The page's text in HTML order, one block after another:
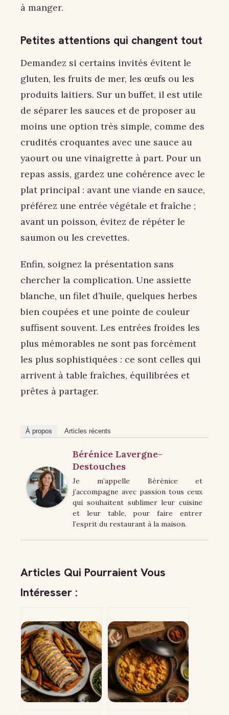
à manger.
Petites attentions qui changent tout
Demandez si certains invités évitent le
gluten, les fruits de mer, les œufs ou les
produits laitiers. Sur un buffet, il est utile
de séparer les sauces et de proposer au
moins une option très simple, comme des
crudités croquantes avec une sauce au
yaourt ou une vinaigrette à part. Pour un
repas assis, gardez une cohérence avec le
plat principal : avant une viande en sauce,
préférez une entrée végétale et fraîche ;
avant un poisson, évitez de répéter le
saumon ou les crevettes.
Enfin, soignez la présentation sans
chercher la complication. Une assiette
blanche, un filet d’huile, quelques herbes
bien coupées et une pointe de couleur
suffisent souvent. Les entrées froides les
plus mémorables ne sont pas forcément
les plus sophistiquées : ce sont celles qui
arrivent à table fraîches, équilibrées et
prêtes à partager.
À propos Articles récents
Bérénice Lavergne-
Destouches
Je m’appelle Bérénice et
j’accompagne avec passion tous ceux
qui souhaitent sublimer leur cuisine
et leur table, pour faire entrer
l’esprit du restaurant à la maison.
Articles Qui Pourraient Vous
Intéresser :